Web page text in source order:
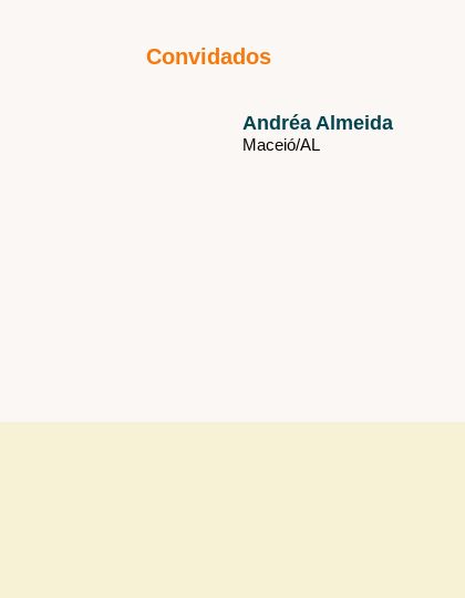
Convidados
Andréa Almeida
Maceió/AL